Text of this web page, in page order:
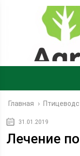
Главная ›
31.01.2019
Лечение